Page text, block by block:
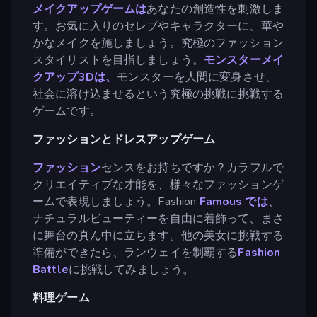
メイクアップゲームはあなたの創造性を刺激しま
す。お気に入りのセレブやキャラクターに、華や
かなメイクを施しましょう。究極のファッション
スタイリストを目指しましょう。 モンスターメイ
クアップ3Dは、 モンスターを人間に変身させ、
社会に溶け込ませるという究極の挑戦に挑戦する
ゲームです。
ファッションとドレスアップゲーム
ファッションセンスをお持ちですか？カラフルで
クリエイティブな才能を、様々なファッションゲ
ームで表現しましょう。Fashion Famous では、
ナチュラルビューティーを自由に着飾って、まさ
に舞台の真ん中に立ちます。他の美女に挑戦する
準備ができたら、ランウェイを制覇するFashion
Battleに挑戦してみましょう。
料理ゲーム